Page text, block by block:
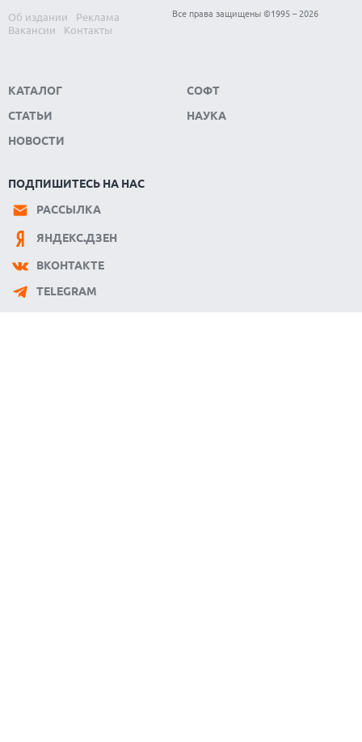
KIOXIA И SANDISK ПРЕДСТАВИЛИ ФЛЕШ-ПАМЯТЬ 3D NAND
С РЕКОРДНОЙ ПЛОТНОСТЬЮ
Об издании
Реклама
Вакансии
Контакты
Все права защищены ©1995 – 2026
КАТАЛОГ
СТАТЬИ
НОВОСТИ
СОФТ
НАУКА
ПОДПИШИТЕСЬ НА НАС
РАССЫЛКА
ЯНДЕКС.ДЗЕН
ВКОНТАКТЕ
TELEGRAM